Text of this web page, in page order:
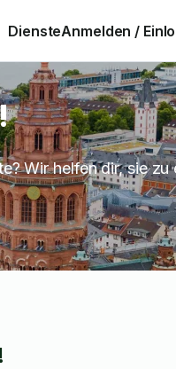
DiensteAnmelden /
Wir helfen dir, sie zu